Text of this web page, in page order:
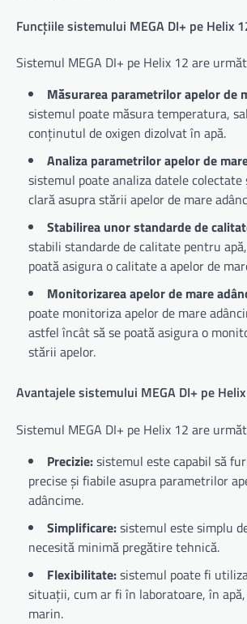
Funcțiile sistemului MEGA DI+ pe Helix
Sistemul MEGA DI+ pe Helix 12 are
Măsurarea parametrilor apelor de
sistemul poate măsura temperatura,
conținutul de oxigen dizolvat în apă.
Analiza parametrilor apelor de
sistemul poate analiza datele colectate
clară asupra stării apelor de mare
Stabilirea unor standarde de
stabili standarde de calitate pentru
poată asigura o calitate a apelor de
Monitorizarea apelor de mare
poate monitoriza apelor de mare
astfel încât să se poată asigura o
stării apelor.
Avantajele sistemului MEGA DI+ pe
Sistemul MEGA DI+ pe Helix 12 are
Precizie:sistemul este capabil să
precise și fiabile asupra parametrilor
adâncime.
Simplificare:sistemul este simplu
necesită minimă pregătire tehnică.
Flexibilitate:sistemul poate fi
situații, cum ar fi în laboratoare, în
marin.